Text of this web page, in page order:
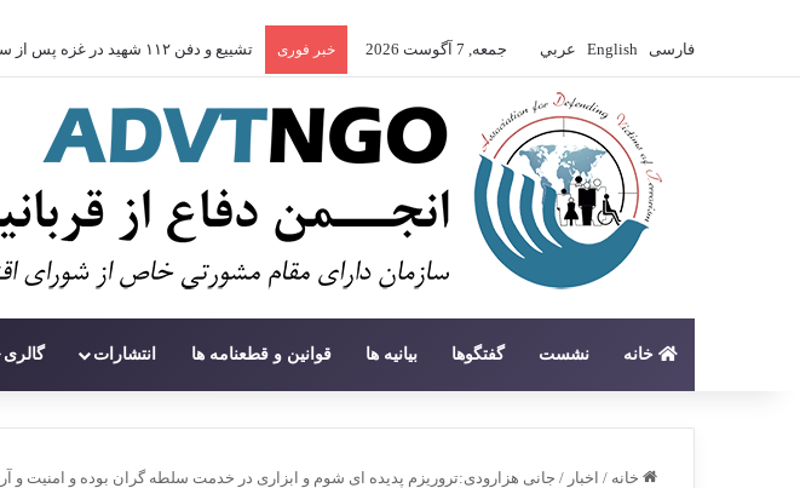
فارسی English عربي جمعه, 7 آگوست 2026 خبر فوری تشییع و دفن ۱۱۲ شهید در غزه پس از سه سال
خانه نشست گفتگوها بیانیه ها قوانین و قطعنامه ها انتشارات گالری
خانه / اخبار / جانی هزارودی:تروریزم پدیده ای شوم و ابزاری در خدمت سلطه گران بوده و امنیت و